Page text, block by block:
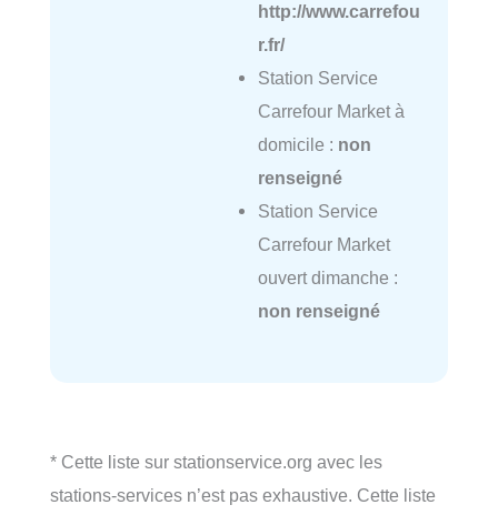
http://www.carrefou
r.fr/
Station Service
Carrefour Market à
domicile : non
renseigné
Station Service
Carrefour Market
ouvert dimanche :
non renseigné
* Cette liste sur stationservice.org avec les
stations-services n’est pas exhaustive. Cette liste